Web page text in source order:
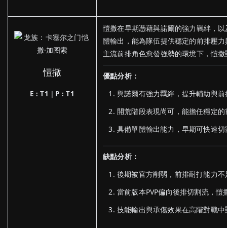
愷撒
E：T1｜P：T1
愷撒在早期憑藉與諾爾的強力羈絆，
體輸出，能為隊伍提供穩定的前排壓
主流前排角色愈發強勢的環境下，愷
優點分析：
與諾爾有強力羈絆，提升輔助與
開荒階段表現尚可，能擔任穩定
具備單體輸出能力，早期可快速
缺點分析：
後期被官方削弱，前排耐打能力不
當前版本PVP偏向後排切割流，愷
技能輸出與承傷效果在高階對戰